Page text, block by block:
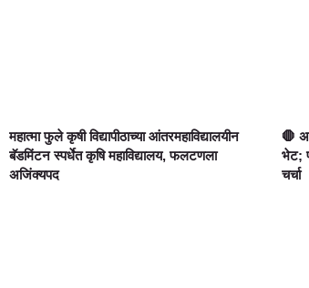
महात्मा फुले कृषी विद्यापीठाच्या आंतरमहाविद्यालयीन
बॅडमिंटन स्पर्धेत कृषि महाविद्यालय, फलटणला
अजिंक्यपद
🛑
भेट;
चर्चा